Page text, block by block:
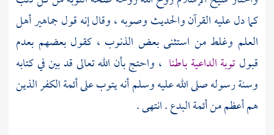
كما دل عليه القرآن والحديث وصوبه ، وقال إنه قول جماهير أهل
العلم وغلط من استثنى بعض الذنوب ، كقول بعضهم بعدم
قبولتوبة الداعية باطنا ، واحتج بأن الله تعالى قد بين في كتابه
وسنة رسوله صلى الله عليه وسلم أنه يتوب على أئمة الكفر الذين
هم أعظم من أئمة البدع . انتهى .